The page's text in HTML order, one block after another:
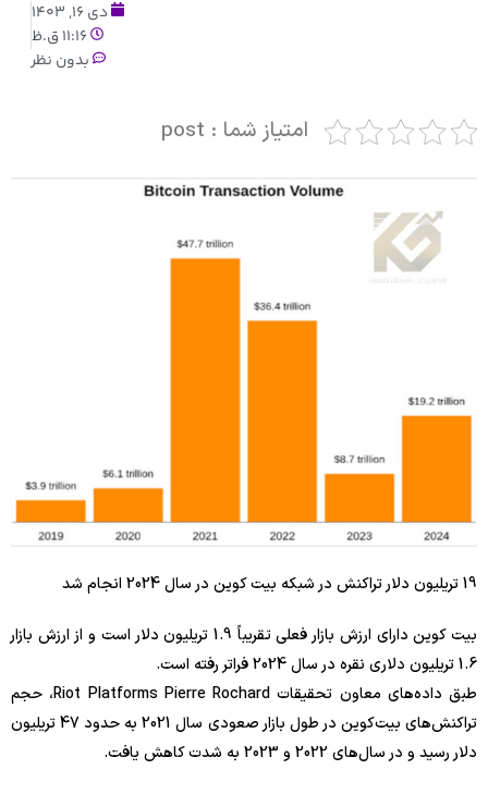
دی 16, 1403
11:16 ق.ظ
بدون نظر
امتیاز شما : post
19 تریلیون دلار تراکنش در شبکه بیت کوین در سال 2024 انجام شد
بیت کوین دارای ارزش بازار فعلی تقریباً 1.9 تریلیون دلار است و از ارزش بازار
1.6 تریلیون دلاری نقره در سال 2024 فراتر رفته است.
طبق داده‌های معاون تحقیقات Riot Platforms Pierre Rochard، حجم
تراکنش‌های بیت‌کوین در طول بازار صعودی سال 2021 به حدود 47 تریلیون
دلار رسید و در سال‌های 2022 و 2023 به شدت کاهش یافت.